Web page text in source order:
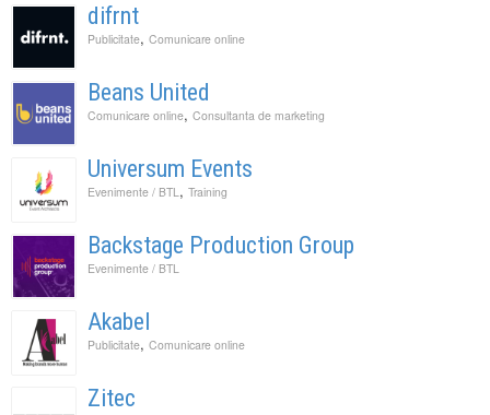
difrnt
Publicitate, Comunicare online
Beans United
Comunicare online, Consultanta de marketing
Universum Events
Evenimente / BTL , Training
Backstage Production Group
Evenimente / BTL
Akabel
Publicitate, Comunicare online
Zitec